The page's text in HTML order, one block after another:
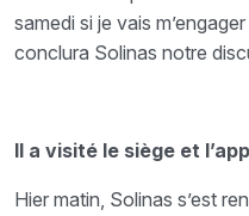
samedi si je vais
conclura Solinas notre
Il a visité le siège et
Hier matin, Solinas s’est